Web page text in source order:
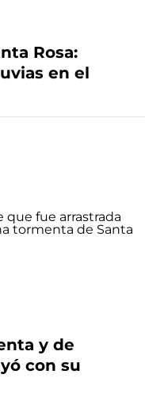
Rosa:
en el
y de
con su